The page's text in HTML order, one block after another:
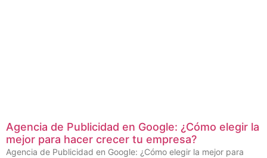
Agencia de Publicidad en Google: ¿Cómo elegir la
mejor para hacer crecer tu empresa?
Agencia de Publicidad en Google: ¿Cómo elegir la mejor para